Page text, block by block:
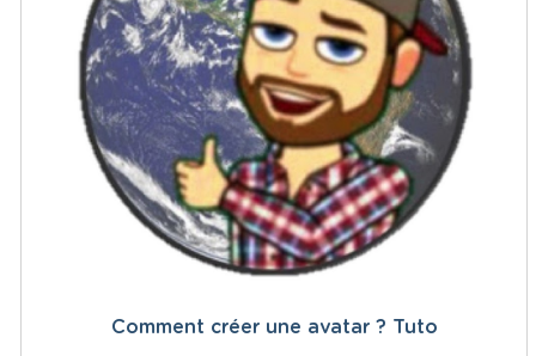
Comment créer une avatar ? Tuto